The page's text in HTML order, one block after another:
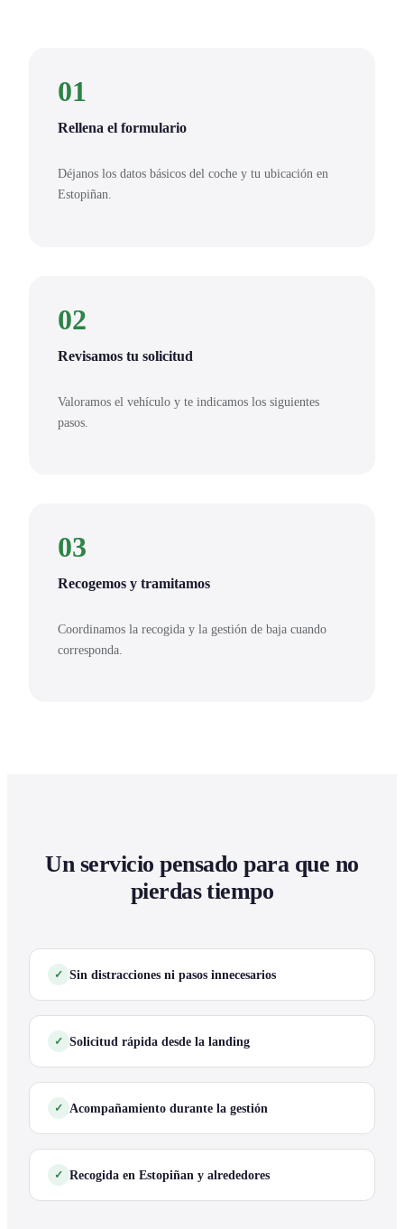
01
Rellena el formulario
Déjanos los datos básicos del coche y tu ubicación en
Estopiñan.
02
Revisamos tu solicitud
Valoramos el vehículo y te indicamos los siguientes
pasos.
03
Recogemos y tramitamos
Coordinamos la recogida y la gestión de baja cuando
corresponda.
Un servicio pensado para que no
pierdas tiempo
Sin distracciones ni pasos innecesarios
Solicitud rápida desde la landing
Acompañamiento durante la gestión
Recogida en Estopiñan y alrededores